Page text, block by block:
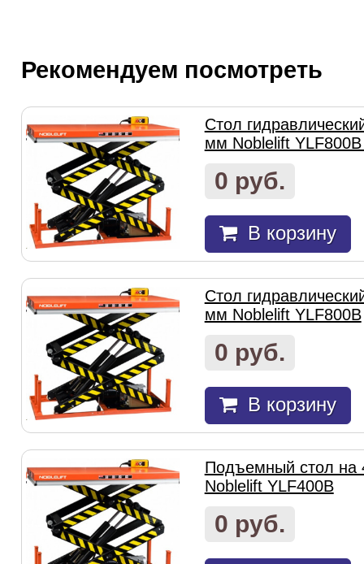
Рекомендуем посмотреть
Стол
мм Noblelift
0 руб.
В корзину
Стол
мм Noblelift YLF800B
0 руб.
В корзину
Подъемный стол на
Noblelift YLF400B
0 руб.